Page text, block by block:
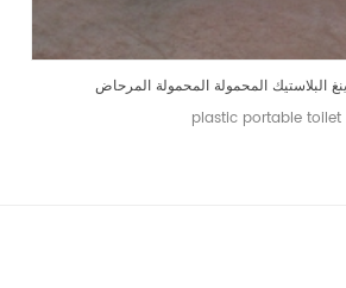
البلاستيك المحمولة المحمولة المرحاض
plastic portable toilet